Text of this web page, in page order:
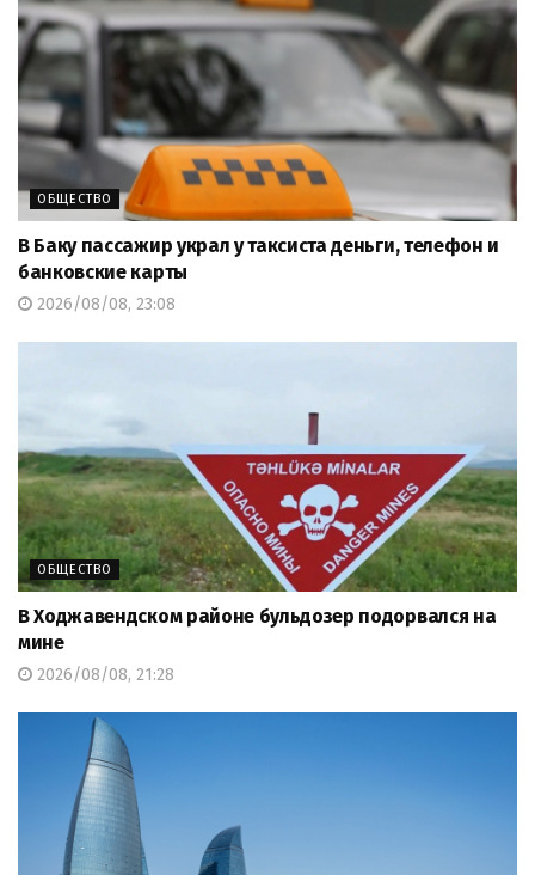
ОБЩЕСТВО
В Баку пассажир украл у таксиста деньги, телефон и
банковские карты
2026/08/08, 23:08
ОБЩЕСТВО
В Ходжавендском районе бульдозер подорвался на
мине
2026/08/08, 21:28